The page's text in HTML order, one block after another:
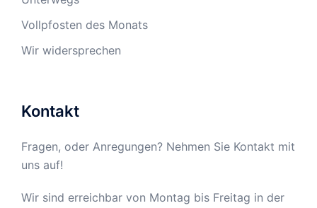
Vollpfosten des Monats
Wir widersprechen
Kontakt
Fragen, oder Anregungen? Nehmen Sie Kontakt mit
uns auf!
Wir sind erreichbar von Montag bis Freitag in der